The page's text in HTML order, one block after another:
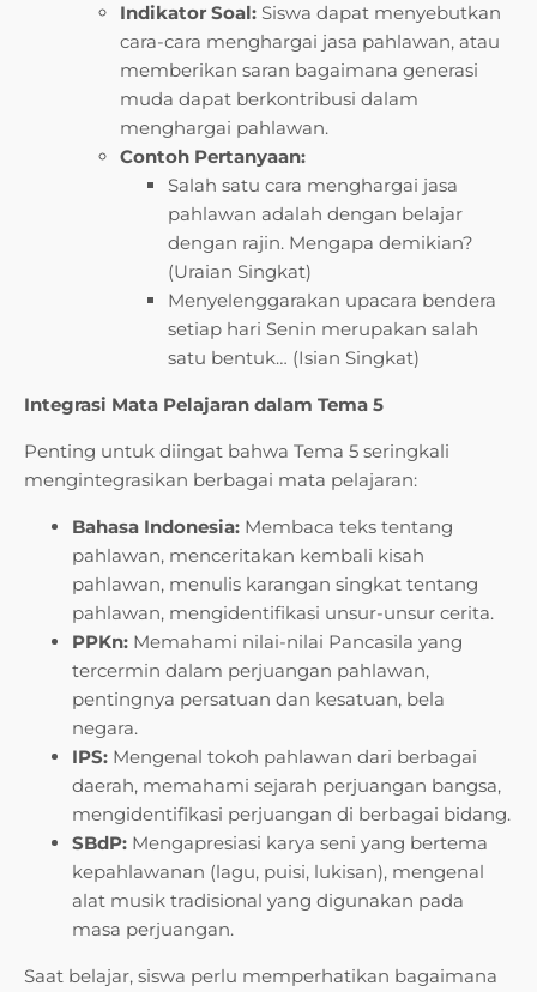
Indikator Soal: Siswa dapat menyebutkan
cara-cara menghargai jasa pahlawan, atau
memberikan saran bagaimana generasi
muda dapat berkontribusi dalam
menghargai pahlawan.
Contoh Pertanyaan:
Salah satu cara menghargai jasa
pahlawan adalah dengan belajar
dengan rajin. Mengapa demikian?
(Uraian Singkat)
Menyelenggarakan upacara bendera
setiap hari Senin merupakan salah
satu bentuk… (Isian Singkat)
Integrasi Mata Pelajaran dalam Tema 5
Penting untuk diingat bahwa Tema 5 seringkali
mengintegrasikan berbagai mata pelajaran:
Bahasa Indonesia: Membaca teks tentang
pahlawan, menceritakan kembali kisah
pahlawan, menulis karangan singkat tentang
pahlawan, mengidentifikasi unsur-unsur cerita.
PPKn: Memahami nilai-nilai Pancasila yang
tercermin dalam perjuangan pahlawan,
pentingnya persatuan dan kesatuan, bela
negara.
IPS: Mengenal tokoh pahlawan dari berbagai
daerah, memahami sejarah perjuangan bangsa,
mengidentifikasi perjuangan di berbagai bidang.
SBdP: Mengapresiasi karya seni yang bertema
kepahlawanan (lagu, puisi, lukisan), mengenal
alat musik tradisional yang digunakan pada
masa perjuangan.
Saat belajar, siswa perlu memperhatikan bagaimana